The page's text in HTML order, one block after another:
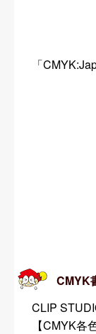
「
CMYK
CLIP
【CMYK